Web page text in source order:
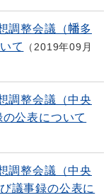
調整会議（幡多
て
2019年09月
調整会議（中央
公表について
調整会議（中央
議事録の公表に